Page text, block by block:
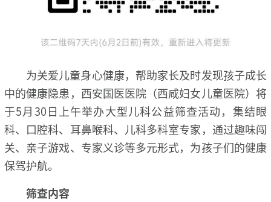
为关爱儿童身心健康，帮助家长及时发现孩子成长
中的健康隐患，西安国医医院（西咸妇女儿童医院）将
于5月30日上午举办大型儿科公益筛查活动，集结眼
科、口腔科、耳鼻喉科、儿科多科室专家，通过趣味闯
关、亲子游戏、专家义诊等多元形式，为孩子们的健康
保驾护航。
筛查内容